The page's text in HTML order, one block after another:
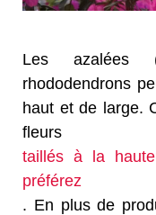
Les azalées
rhododendrons
haut et de large.
fleurs
taillés à la
préférez
. En plus de